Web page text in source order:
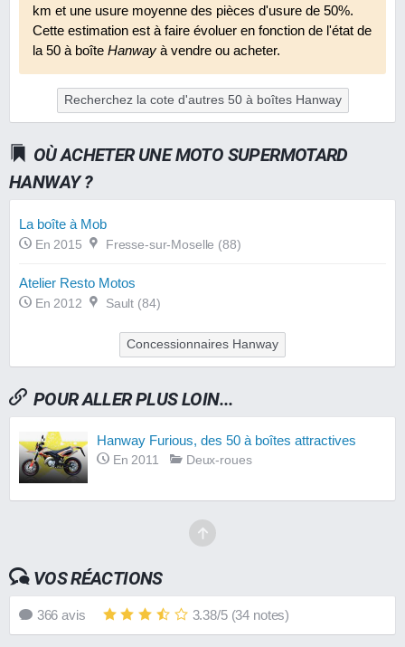
km et une usure moyenne des pièces d'usure de 50%.
Cette estimation est à faire évoluer en fonction de l'état de
la 50 à boîte Hanway à vendre ou acheter.
Recherchez la cote d'autres 50 à boîtes Hanway
OÙ ACHETER UNE MOTO SUPERMOTARD
HANWAY ?
La boîte à Mob
En 2015 Fresse-sur-Moselle (88)
Atelier Resto Motos
En 2012 Sault (84)
Concessionnaires Hanway
POUR ALLER PLUS LOIN...
Hanway Furious, des 50 à boîtes attractives
En 2011 Deux-roues
VOS RÉACTIONS
366 avis 3.38/5(34 notes)